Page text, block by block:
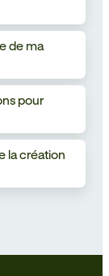
de ma
pour
la création